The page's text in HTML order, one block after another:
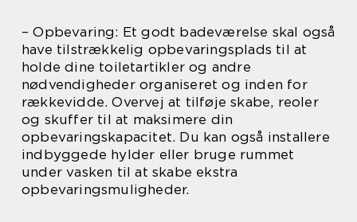
– Opbevaring: Et godt badeværelse skal også
have tilstrækkelig opbevaringsplads til at
holde dine toiletartikler og andre
nødvendigheder organiseret og inden for
rækkevidde. Overvej at tilføje skabe, reoler
og skuffer til at maksimere din
opbevaringskapacitet. Du kan også installere
indbyggede hylder eller bruge rummet
under vasken til at skabe ekstra
opbevaringsmuligheder.